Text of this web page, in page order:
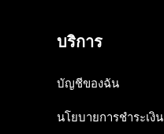
บริการ
บัญชีของฉัน
นโยบายการชำระเงิน